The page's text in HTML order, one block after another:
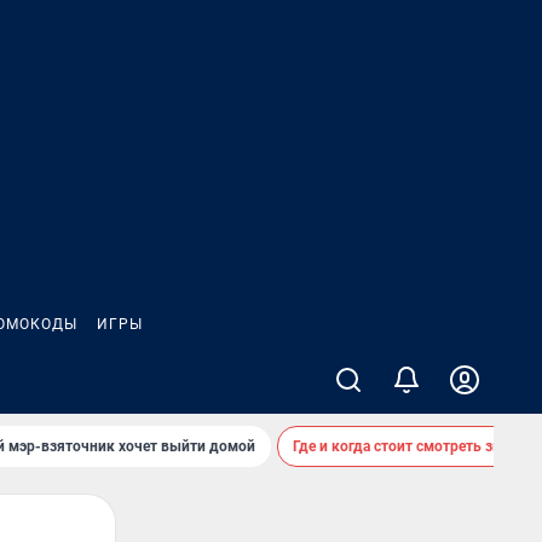
ИГРЫ
мэр-взяточник хочет выйти домой Где и когда стоит смотреть